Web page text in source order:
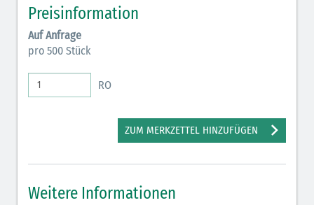
Bronchodilatatoren (blau-braun)
Antikonvulsiva (grau-lila)
Inodilatatoren (rot-grün)
Elektrolyte (grün-pink)
Elektrolyte NaCl (grün)
Preisinformation
Auf Anfrage
pro 500 Stück
RO
ZUM MERKZETTEL HINZUFÜGEN
Weitere Informationen